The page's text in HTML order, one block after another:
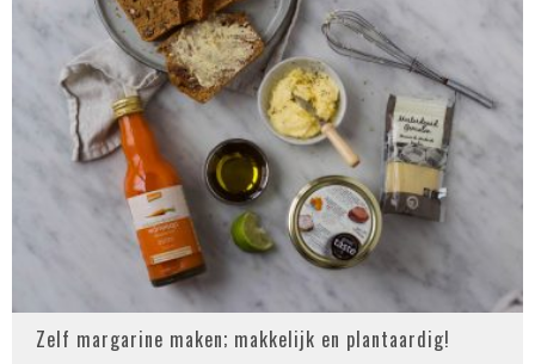
Zelf margarine maken; makkelijk en plantaardig!